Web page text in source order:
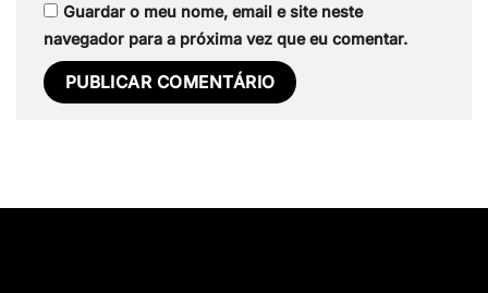
Guardar o meu nome, email e site neste
navegador para a próxima vez que eu comentar.